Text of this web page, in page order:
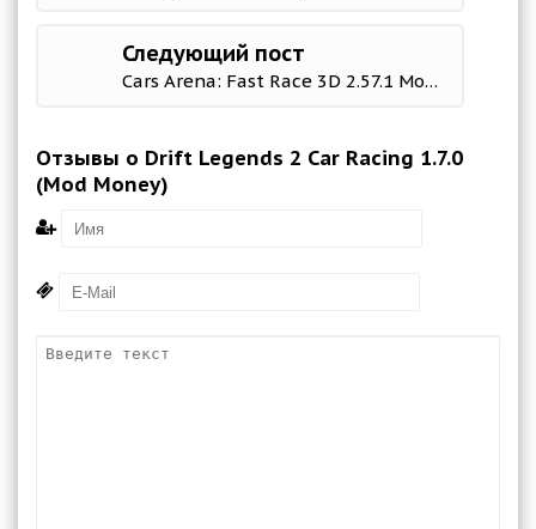
Следующий пост
Cars Arena: Fast Race 3D 2.57.1 Mod (Add Gloves/Rocket Booster)
Отзывы о Drift Legends 2 Car Racing 1.7.0
(Mod Money)